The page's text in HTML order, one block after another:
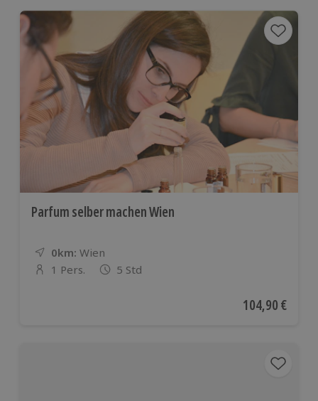
Parfum selber machen Wien
0km: Entfernung
Standort
Wien
Anzahl der Teilnehmer
1 Pers. 5 Std
Aktueller Preis
104,90 €